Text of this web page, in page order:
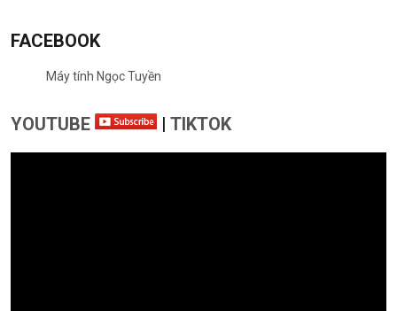
FACEBOOK
Máy tính Ngọc Tuyền
YOUTUBE | TIKTOK